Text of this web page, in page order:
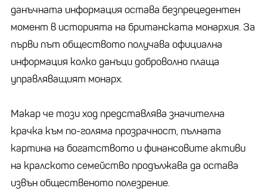
данъчната информация остава безпрецедентен
момент в историята на британската монархия. За
първи път обществото получава официална
информация колко данъци доброволно плаща
управляващият монарх.
Макар че този ход представлява значителна
крачка към по-голяма прозрачност, пълната
картина на богатството и финансовите активи
на кралското семейство продължава да остава
извън общественото полезрение.